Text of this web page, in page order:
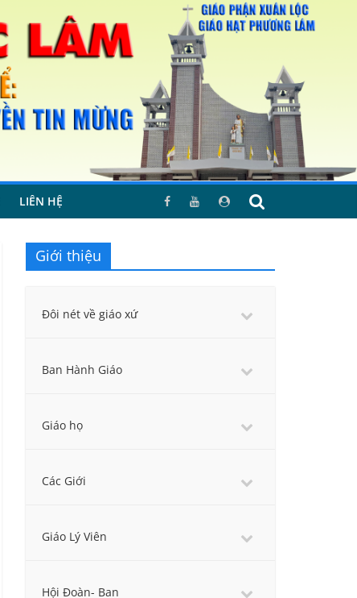
LIÊN HỆ
Giới thiệu
Đôi nét về giáo xứ
Ban Hành Giáo
Giáo họ
Các Giới
Giáo Lý Viên
Hội Đoàn- Ban